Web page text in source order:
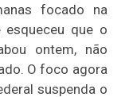
focado na
que o
ontem, não
O foco agora
suspenda o